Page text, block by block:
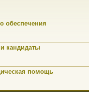
обеспечения
кандидаты
помощь